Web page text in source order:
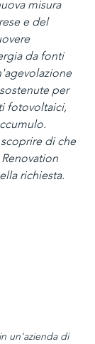
misura
e del
da fonti
per
fotovoltaici,
di che
richiesta.
in un'azienda di